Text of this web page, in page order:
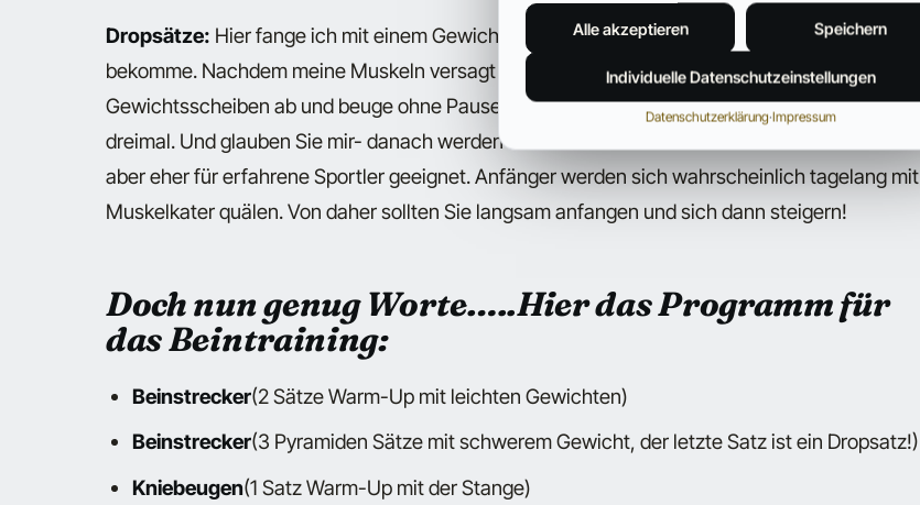
Dropsätze: Hier fange ich mit einem Gewicht an, was ich mindestens 12x sauber bewegt
bekomme. Nachdem meine Muskeln versagt haben, baue ich immer die äußersten
Gewichtsscheiben ab und beuge ohne Pause weiter. Diesen Vorgang wiederhole ich bis zu
dreimal. Und glauben Sie mir- danach werden Ihre Beine brennen. Diese Intensitätstechnik ist
aber eher für erfahrene Sportler geeignet. Anfänger werden sich wahrscheinlich tagelang mit
Muskelkater quälen. Von daher sollten Sie langsam anfangen und sich dann steigern!
Doch nun genug Worte…..Hier das Programm für
das Beintraining:
Beinstrecker(2 Sätze Warm-Up mit leichten Gewichten)
Beinstrecker(3 Pyramiden Sätze mit schwerem Gewicht, der letzte Satz ist ein Dropsatz!)
Kniebeugen(1 Satz Warm-Up mit der Stange)
Alle akzeptieren Speichern
Individuelle Datenschutzeinstellungen
Datenschutzerklärung·Impressum